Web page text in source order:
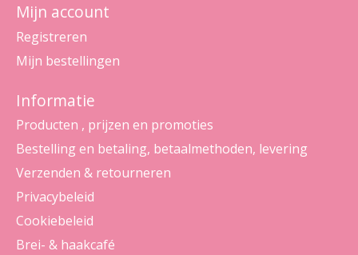
Mijn account
Registreren
Mijn bestellingen
Informatie
Producten , prijzen en promoties
Bestelling en betaling, betaalmethoden, levering
Verzenden & retourneren
Privacybeleid
Cookiebeleid
Brei- & haakcafé